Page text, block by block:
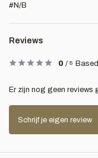
#N/B
Reviews
0 / 5
Er zijn nog geen reviews
Schrijf je eigen review